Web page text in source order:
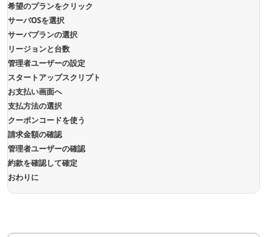
希望のプランをクリック
サーバOSを選択
サーバプランの選択
リージョンと台数
管理者ユーザーの設定
スタートアップスクリプト
お支払い画面へ
支払方法の選択
クーポンコードを使う
請求金額の確認
管理者ユーザーの確認
約款を確認して確定
おわりに